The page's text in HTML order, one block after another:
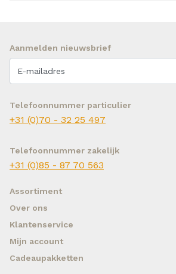
Assortiment
Over ons
Klantenservice
Mijn account
Cadeaupakketten
Telefoonnummer particulier
+31 (0)70 - 32 25 497
Telefoonnummer zakelijk
+31 (0)85 - 87 70 563
Aanmelden nieuwsbrief